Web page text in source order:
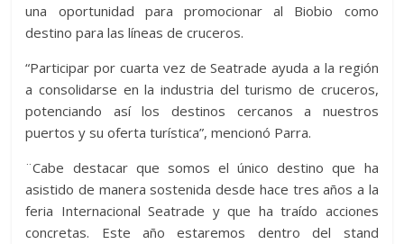
una oportunidad para promocionar al Biobio como
destino para las líneas de cruceros.
“Participar por cuarta vez de Seatrade ayuda a la región
a consolidarse en la industria del turismo de cruceros,
potenciando así los destinos cercanos a nuestros
puertos y su oferta turística”, mencionó Parra.
¨Cabe destacar que somos el único destino que ha
asistido de manera sostenida desde hace tres años a la
feria Internacional Seatrade y que ha traído acciones
concretas. Este año estaremos dentro del stand